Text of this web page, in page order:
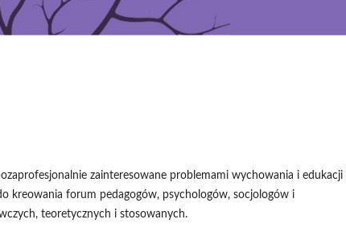
zainteresowane problemami wychowania i edukacji
kreowania forum pedagogów, psychologów, socjologów i
teoretycznych i stosowanych.